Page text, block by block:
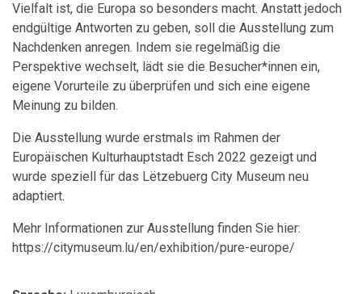
Vielfalt ist, die Europa so besonders macht. Anstatt jedoch
endgültige Antworten zu geben, soll die Ausstellung zum
Nachdenken anregen. Indem sie regelmäßig die
Perspektive wechselt, lädt sie die Besucher*innen ein,
eigene Vorurteile zu überprüfen und sich eine eigene
Meinung zu bilden.
Die Ausstellung wurde erstmals im Rahmen der
Europäischen Kulturhauptstadt Esch 2022 gezeigt und
wurde speziell für das Lëtzebuerg City Museum neu
adaptiert.
Mehr Informationen zur Ausstellung finden Sie hier:
https://citymuseum.lu/en/exhibition/pure-europe/